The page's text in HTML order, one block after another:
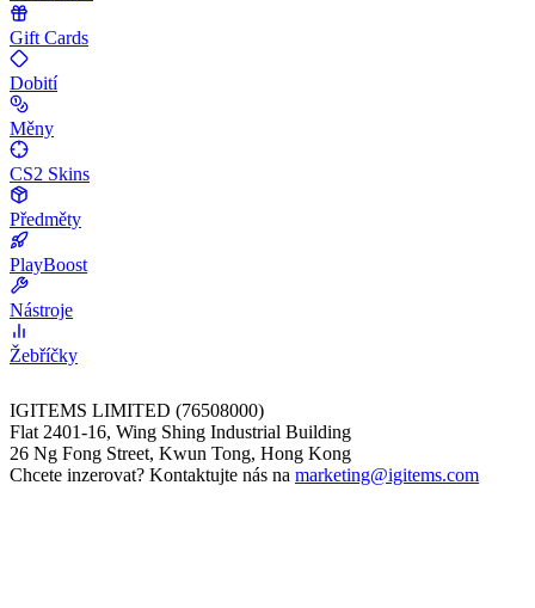
Gift Cards
Dobití
Měny
CS2 Skins
Předměty
PlayBoost
Nástroje
Žebříčky
IGITEMS LIMITED (76508000)
Flat 2401-16, Wing Shing Industrial Building
26 Ng Fong Street, Kwun Tong, Hong Kong
Chcete inzerovat? Kontaktujte nás na marketing@igitems.com